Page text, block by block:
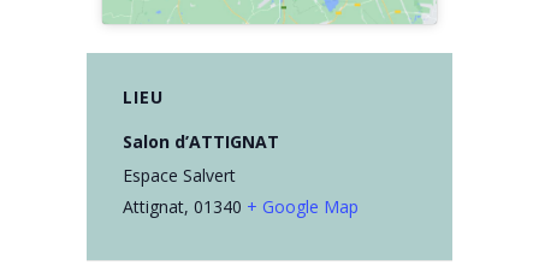
LIEU
Salon d’ATTIGNAT
Espace Salvert
Attignat, 01340 + Google Map